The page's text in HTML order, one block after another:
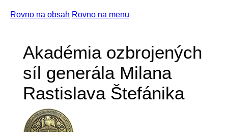
Rovno na obsah Rovno na menu
Akadémia ozbrojených
síl generála Milana
Rastislava Štefánika